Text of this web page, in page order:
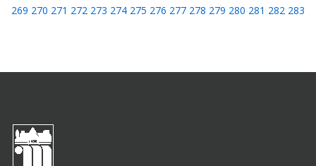
269 270 271 272 273 274 275 276 277 278 279 280 281 282 283